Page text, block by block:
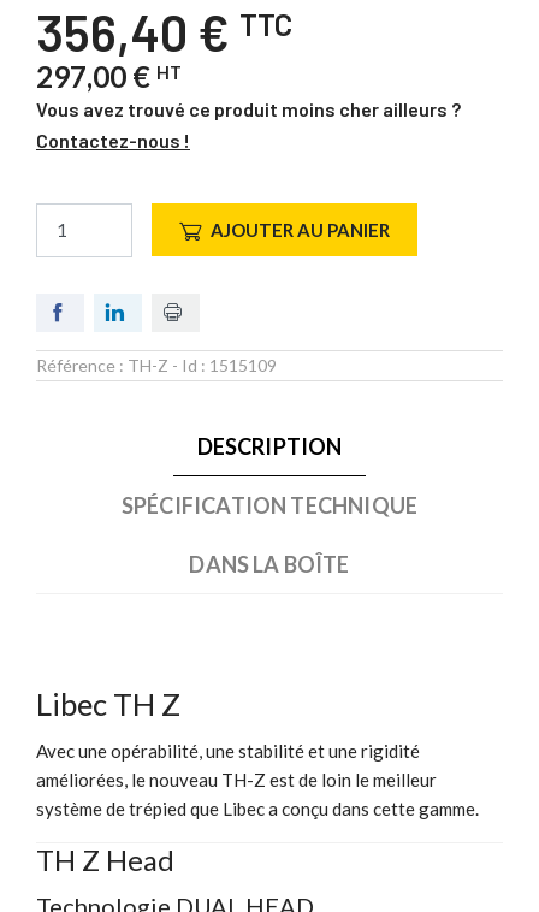
356,40 € TTC
297,00 € HT
Vous avez trouvé ce produit moins cher ailleurs ?
Contactez-nous !
AJOUTER AU PANIER
Référence : TH-Z - Id : 1515109
DESCRIPTION
SPÉCIFICATION TECHNIQUE
DANS LA BOÎTE
Libec TH Z
Avec une opérabilité, une stabilité et une rigidité
améliorées, le nouveau TH-Z est de loin le meilleur
système de trépied que Libec a conçu dans cette gamme.
TH Z Head
Technologie DUAL HEAD